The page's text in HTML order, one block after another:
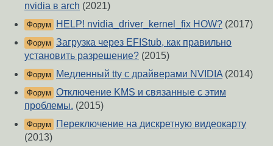
nvidia в arch (2021)
Форум HELP! nvidia_driver_kernel_fix HOW? (2017)
Форум Загрузка через EFIStub, как правильно
установить разрешение? (2015)
Форум Медленный tty с драйверами NVIDIA (2014)
Форум Отключение KMS и связанные с этим
проблемы. (2015)
Форум
Переключение на дискретную видеокарту
(2013)